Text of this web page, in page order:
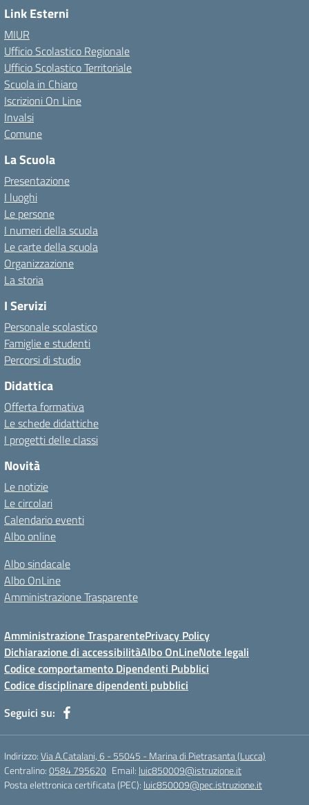
Link Esterni
MIUR
Ufficio Scolastico Regionale
Ufficio Scolastico Territoriale
Scuola in Chiaro
Iscrizioni On Line
Invalsi
Comune
La Scuola
Presentazione
I luoghi
Le persone
I numeri della scuola
Le carte della scuola
Organizzazione
La storia
I Servizi
Personale scolastico
Famiglie e studenti
Percorsi di studio
Didattica
Offerta formativa
Le schede didattiche
I progetti delle classi
Novità
Le notizie
Le circolari
Calendario eventi
Albo online
Albo sindacale
Albo OnLine
Amministrazione Trasparente
Amministrazione TrasparentePrivacy Policy
Dichiarazione di accessibilitàAlbo OnLineNote legali
Codice comportamento Dipendenti Pubblici
Codice disciplinare dipendenti pubblici
Seguici su:
Indirizzo:Via A.Catalani, 6 - 55045 - Marina di Pietrasanta (Lucca)
Centralino:0584 795620 Email: luic850009@istruzione.it
Posta elettronica certificata (PEC): luic850009@pec.istruzione.it